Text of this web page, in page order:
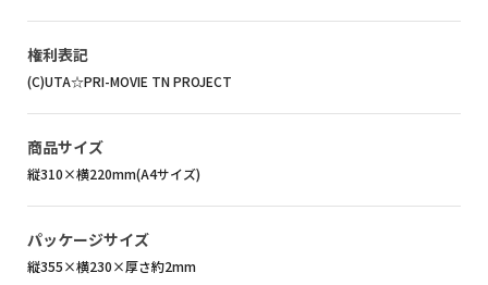
権利表記
(C)UTA☆PRI-MOVIE TN PROJECT
商品サイズ
縦310×横220mm(A4サイズ)
パッケージサイズ
縦355×横230×厚さ約2mm